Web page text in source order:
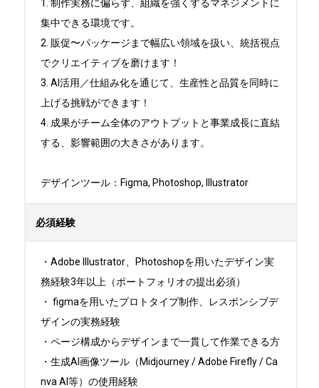
1. 制作実務に偏らず、組織を強くするマネジメントに
集中できる環境です。
2. 販促〜パッケージまで幅広い領域を扱い、統括視点
でクリエイティブを磨けます！
3. AI活用／仕組み化を通じて、生産性と品質を同時に
上げる挑戦ができます！
4. 成果がチーム全体のアウトプットと事業成長に直結
する、影響範囲の大きさがあります。
デザインツール：Figma, Photoshop, Illustrator
必須経験
・Adobe Illustrator、Photoshopを用いたデザイン実
務経験3年以上（ポートフォリオの提出必須）
・ figmaを用いたプロトタイプ制作、レスポンシブデ
ザインの実務経験
・ページ構成からデザインまで一貫して作業できる方
・生成AI画像ツール（Midjourney / Adobe Firefly / Ca
nva AI等）の使用経験